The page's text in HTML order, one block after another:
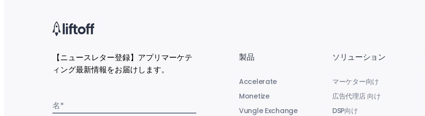
【ニュースレター登録】アプリマーケテ
ィング最新情報をお届けします。
名*
製品
Accelerate
Monetize
Vungle Exchange
ソリューション
マーケター向け
広告代理店 向け
DSP向け